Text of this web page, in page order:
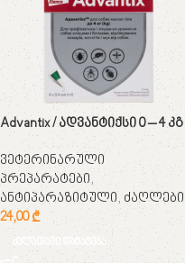
Advantix / ადვანტიქსი 0 – 4 კგ
ვეტერინარული
პრეპარატები,
ანტიპარაზიტული,ძაღლები
24,00₾
კალათაში დამატება